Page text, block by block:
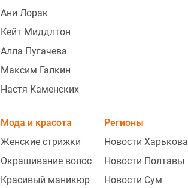
Ани Лорак
Кейт Миддлтон
Алла Пугачева
Максим Галкин
Настя Каменских
Мода и красота
Женские стрижки
Окрашивание волос
Красивый маникюр
Регионы
Новости Харькова
Новости Полтавы
Новости Сум